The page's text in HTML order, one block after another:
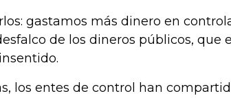
gastamos más dinero en
de los dineros públicos, que
los entes de control han